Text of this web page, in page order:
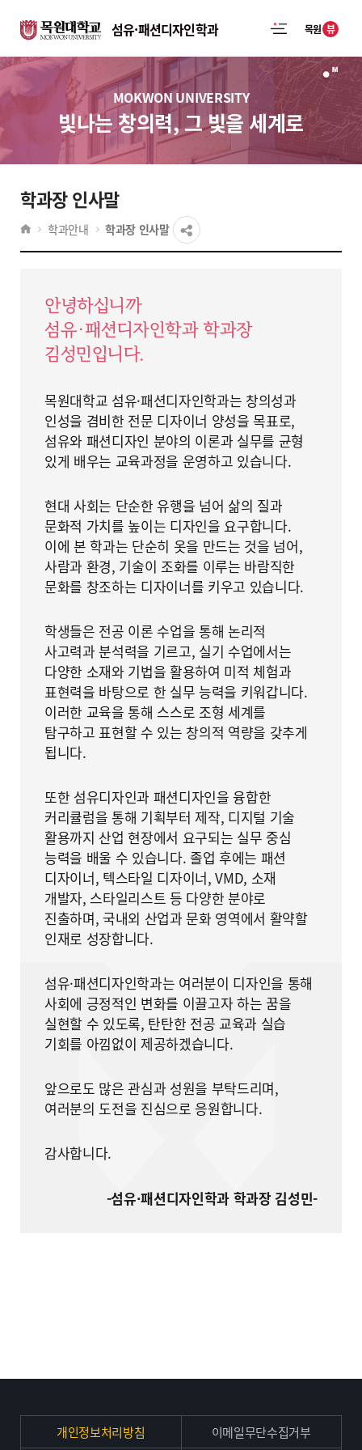
섬유·패션디자인학과 목원 뷰
MOKWON UNIVERSITY
빛나는 창의력, 그 빛을 세계로
학과장 인사말
학과안내 학과장 인사말
안녕하십니까
섬유·패션디자인학과 학과장
김성민입니다.
목원대학교 섬유·패션디자인학과는 창의성과
인성을 겸비한 전문 디자이너 양성을 목표로,
섬유와 패션디자인 분야의 이론과 실무를 균형
있게 배우는 교육과정을 운영하고 있습니다.
현대 사회는 단순한 유행을 넘어 삶의 질과
문화적 가치를 높이는 디자인을 요구합니다.
이에 본 학과는 단순히 옷을 만드는 것을 넘어,
사람과 환경, 기술이 조화를 이루는 바람직한
문화를 창조하는 디자이너를 키우고 있습니다.
학생들은 전공 이론 수업을 통해 논리적
사고력과 분석력을 기르고, 실기 수업에서는
다양한 소재와 기법을 활용하여 미적 체험과
표현력을 바탕으로 한 실무 능력을 키워갑니다.
이러한 교육을 통해 스스로 조형 세계를
탐구하고 표현할 수 있는 창의적 역량을 갖추게
됩니다.
또한 섬유디자인과 패션디자인을 융합한
커리큘럼을 통해 기획부터 제작, 디지털 기술
활용까지 산업 현장에서 요구되는 실무 중심
능력을 배울 수 있습니다. 졸업 후에는 패션
디자이너, 텍스타일 디자이너, VMD, 소재
개발자, 스타일리스트 등 다양한 분야로
진출하며, 국내외 산업과 문화 영역에서 활약할
인재로 성장합니다.
섬유·패션디자인학과는 여러분이 디자인을 통해
사회에 긍정적인 변화를 이끌고자 하는 꿈을
실현할 수 있도록, 탄탄한 전공 교육과 실습
기회를 아낌없이 제공하겠습니다.
앞으로도 많은 관심과 성원을 부탁드리며,
여러분의 도전을 진심으로 응원합니다.
감사합니다.
-섬유·패션디자인학과 학과장 김성민-
개인정보처리방침 이메일무단수집거부